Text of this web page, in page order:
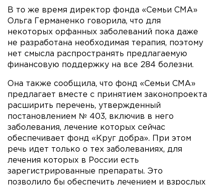
В то же время директор фонда «Семьи СМА»
Ольга Германенко говорила, что для
некоторых орфанных заболеваний пока даже
не разработана необходимая терапия, поэтому
нет смысла распространять предлагаемую
финансовую поддержку на все 284 болезни.
Она также сообщила, что фонд «Семьи СМА»
предлагает вместе с принятием законопроекта
расширить перечень, утвержденный
постановлением № 403, включив в него
заболевания, лечение которых сейчас
обеспечивает фонд «Круг добра». При этом
речь идет только о тех заболеваниях, для
лечения которых в России есть
зарегистрированные препараты. Это
позволило бы обеспечить лечением и взрослых